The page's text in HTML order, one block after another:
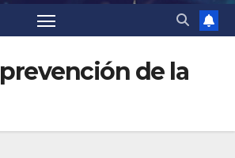
prevención de la